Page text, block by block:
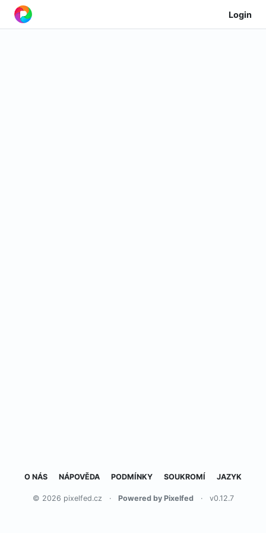
Login
O NÁS NÁPOVĚDA PODMÍNKY SOUKROMÍ JAZYK
© 2026 pixelfed.cz · Powered by Pixelfed · v0.12.7